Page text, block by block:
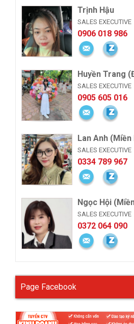
Trịnh Hậu
SALES EXECUTIVE
0906 018 986
Huyền Trang
SALES EXECUTIVE
0905 605 016
Lan Anh (Miền
SALES EXECUTIVE
0334 789 967
Ngọc Hội
SALES EXECUTIVE
0372 064 090
Page Facebook